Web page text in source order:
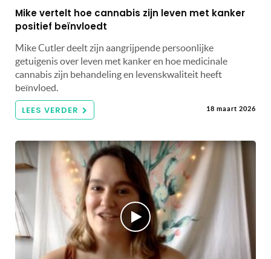
Mike vertelt hoe cannabis zijn leven met kanker
positief beïnvloedt
Mike Cutler deelt zijn aangrijpende persoonlijke
getuigenis over leven met kanker en hoe medicinale
cannabis zijn behandeling en levenskwaliteit heeft
beïnvloed.
LEES VERDER 18 maart 2026